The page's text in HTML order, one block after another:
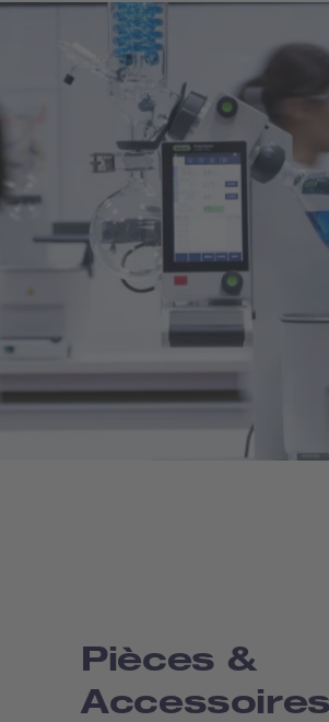
Pièces &
Accessoires